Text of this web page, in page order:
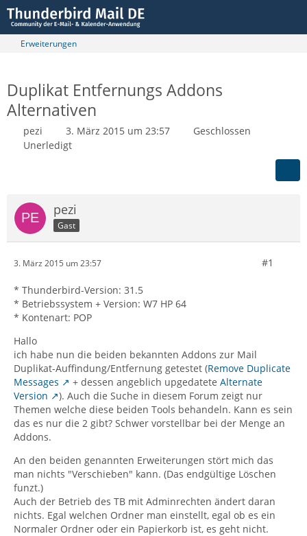
Erweiterungen
Duplikat Entfernungs Addons
Alternativen
pezi 3. März 2015 um 23:57
Geschlossen
Unerledigt
pezi
Gast
3. März 2015 um 23:57 #1
* Thunderbird-Version: 31.5
* Betriebssystem + Version: W7 HP 64
* Kontenart: POP
Hallo
ich habe nun die beiden bekannten Addons zur Mail
Duplikat-Auffindung/Entfernung getestet (Remove Duplicate
Messages
+ dessen angeblich upgedatete Alternate
Version
). Auch die Suche in diesem Forum zeigt nur
Themen welche diese beiden Tools behandeln. Kann es sein
das es nur die 2 gibt? Schwer vorstellbar bei der Menge an
Addons.
An den beiden genannten Erweiterungen stört mich das
man nichts "Verschieben" kann. (Das endgültige Löschen
funzt.)
Auch der Betrieb des TB mit Adminrechten ändert daran
nichts. Egal welchen Ordner man einstellt, egal ob es ein
Normaler Ordner oder ein Papierkorb ist, es geht nicht.